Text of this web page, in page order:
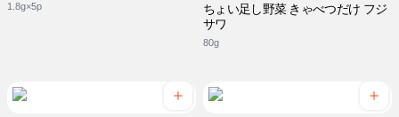
1.8g×5p
ちょい足し野菜 きゃべつだけ フジ
サワ
80g